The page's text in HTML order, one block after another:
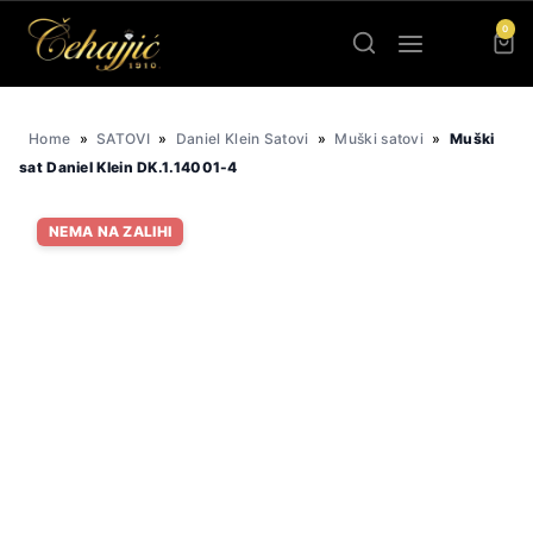
0
Home » SATOVI » Daniel Klein Satovi » Muški satovi » Muški
sat Daniel Klein DK.1.14001-4
NEMA NA ZALIHI